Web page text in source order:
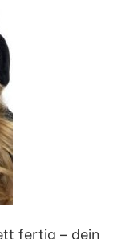
fertig – dein